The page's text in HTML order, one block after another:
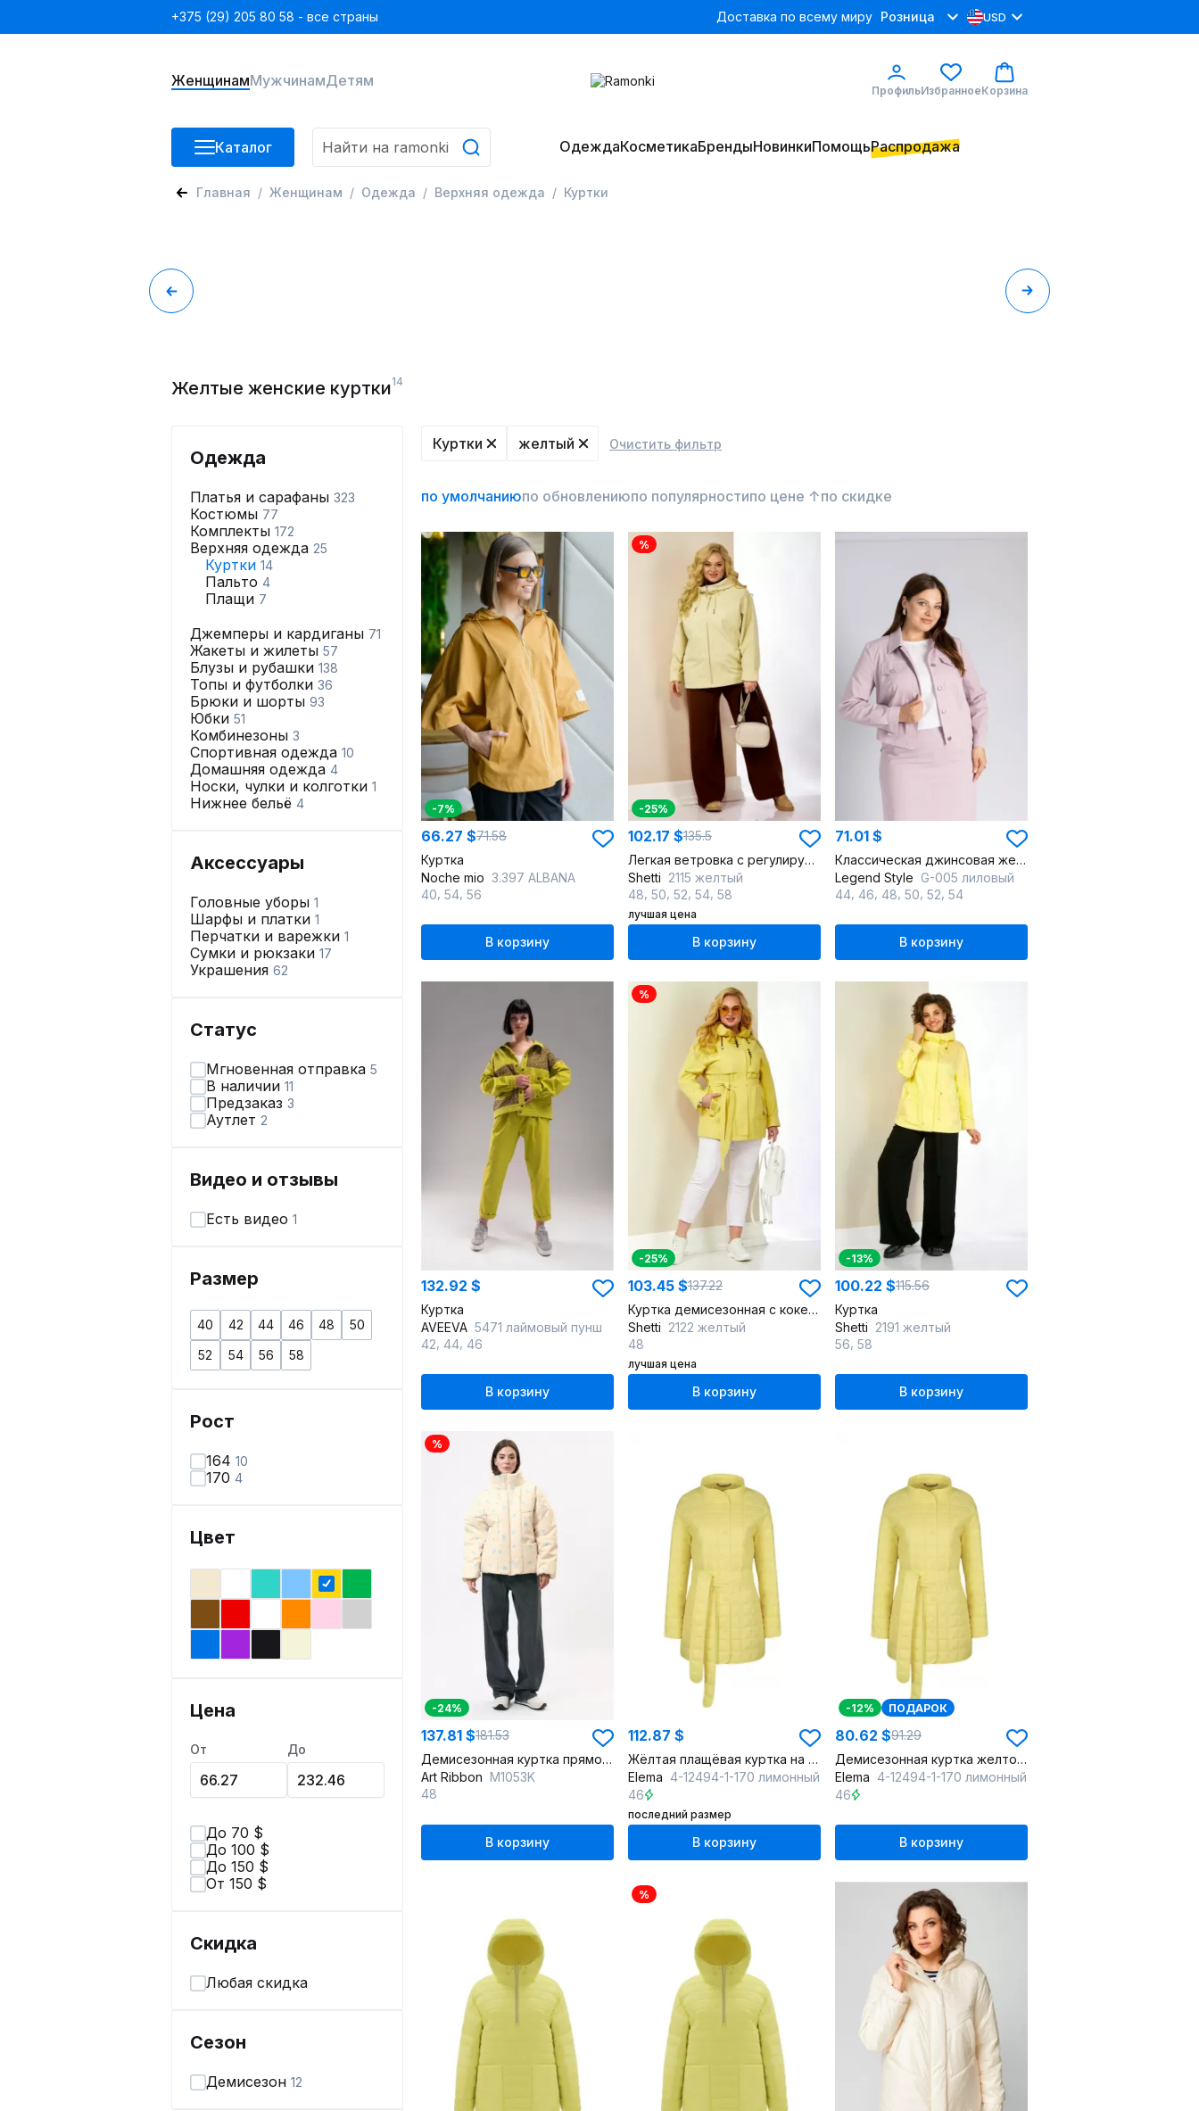
+375 (29) 205 80 58 - все страны Доставка по всему миру Розница USD
ЖенщинамМужчинамДетям
ПрофильИзбранноеКорзина
Каталог ОдеждаКосметикаБрендыНовинкиПомощьРаспродажа
Главная Женщинам Одежда Верхняя одежда Куртки
Желтые женские куртки14
Одежда
Платья и сарафаны 323
Костюмы 77
Комплекты 172
Верхняя одежда 25
Куртки 14
Пальто 4
Плащи 7
Джемперы и кардиганы 71
Жакеты и жилеты 57
Блузы и рубашки 138
Топы и футболки 36
Брюки и шорты 93
Юбки 51
Комбинезоны 3
Спортивная одежда 10
Домашняя одежда 4
Носки, чулки и колготки 1
Нижнее бельё 4
Аксессуары
Головные уборы 1
Шарфы и платки 1
Перчатки и варежки 1
Сумки и рюкзаки 17
Украшения 62
Статус
Мгновенная отправка 5
В наличии 11
Предзаказ 3
Аутлет 2
Видео и отзывы
Есть видео 1
Размер
40 42 44 46 48
50
52
54 56 58
Рост
164 10
170 4
Цвет
Цена
От До
До 70 $
До 100 $
До 150 $
От 150 $
Скидка
Любая скидка
Сезон
Демисезон 12
Куртки желтый Очистить фильтр
по умолчаниюпо обновлениюпо популярностипо цене ↑по скидке
-7%
66.27 $71.58
Куртка
Noche mio 3.397 ALBANA
40 54 56
В корзину
%
-25%
102.17 $135.5
Легкая ветровка с регулируемым капюшоном и карманами
Shetti 2115 желтый
48 50 52 54 58
лучшая цена
В корзину
71.01 $
Классическая джинсовая женская куртка на каждый день
Legend Style G-005 лиловый
44 46 48 50 52 54
В корзину
132.92 $
Куртка
AVEEVA 5471 лаймовый пунш
42 44 46
В корзину
%
-25%
103.45 $137.22
Куртка демисезонная с кокетками и накладными карманами
Shetti 2122 желтый
48
лучшая цена
В корзину
-13%
100.22 $115.56
Куртка
Shetti 2191 желтый
56 58
В корзину
%
-24%
137.81 $181.53
Демисезонная куртка прямого силуэта из плащевки
Art Ribbon M1053K
48
В корзину
112.87 $
Жёлтая плащёвая куртка на демисезон
Elema 4-12494-1-170 лимонный
46
последний размер
В корзину
-12% ПОДАРОК
80.62 $91.29
Демисезонная куртка желтого цвета на каждый день
Elema 4-12494-1-170 лимонный
46
В корзину
%